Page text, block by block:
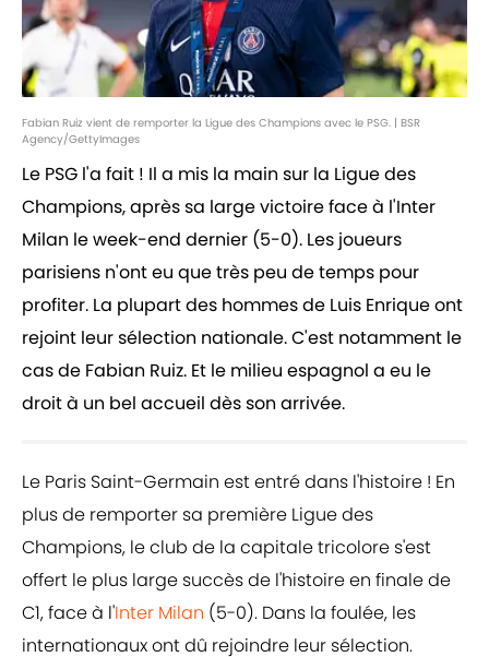
Fabian Ruiz vient de remporter la Ligue des Champions avec le PSG. | BSR
Agency/GettyImages
Le PSG l'a fait ! Il a mis la main sur la Ligue des
Champions, après sa large victoire face à l'Inter
Milan le week-end dernier (5-0). Les joueurs
parisiens n'ont eu que très peu de temps pour
profiter. La plupart des hommes de Luis Enrique ont
rejoint leur sélection nationale. C'est notamment le
cas de Fabian Ruiz. Et le milieu espagnol a eu le
droit à un bel accueil dès son arrivée.
Le Paris Saint-Germain est entré dans l'histoire ! En
plus de remporter sa première Ligue des
Champions, le club de la capitale tricolore s'est
offert le plus large succès de l'histoire en finale de
C1, face à l'Inter Milan (5-0). Dans la foulée, les
internationaux ont dû rejoindre leur sélection.